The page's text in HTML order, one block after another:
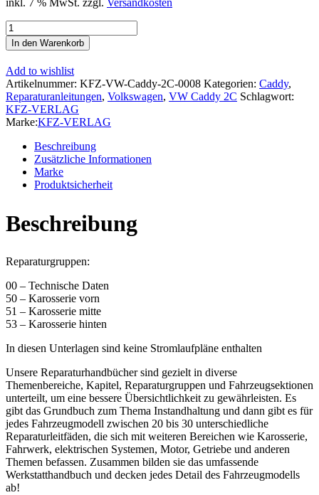
inkl. 7 % MwSt. zzgl. Versandkosten
VW
Caddy
Typ
2C
2010-
2015
Karosserie
Unfall
Instandsetzung
Reparaturanleitung
Menge
In den Warenkorb
Add to wishlist
Artikelnummer: KFZ-VW-Caddy-2C-0008 Kategorien: Caddy,
Reparaturanleitungen, Volkswagen, VW Caddy 2C Schlagwort:
KFZ-VERLAG
Marke:KFZ-VERLAG
Beschreibung
Zusätzliche Informationen
Marke
Produktsicherheit
Beschreibung
Reparaturgruppen:
00 – Technische Daten
50 – Karosserie vorn
51 – Karosserie mitte
53 – Karosserie hinten
In diesen Unterlagen sind keine Stromlaufpläne enthalten
Unsere Reparaturhandbücher sind gezielt in diverse
Themenbereiche, Kapitel, Reparaturgruppen und Fahrzeugsektionen
unterteilt, um eine bessere Übersichtlichkeit zu gewährleisten. Es
gibt das Grundbuch zum Thema Instandhaltung und dann gibt es für
jedes Fahrzeugmodell zwischen 20 bis 30 unterschiedliche
Reparaturleitfäden, die sich mit weiteren Bereichen wie Karosserie,
Fahrwerk, elektrischen Systemen, Motor, Getriebe und anderen
Themen befassen. Zusammen bilden sie das umfassende
Werkstatthandbuch und decken jedes Detail des Fahrzeugmodells
ab!